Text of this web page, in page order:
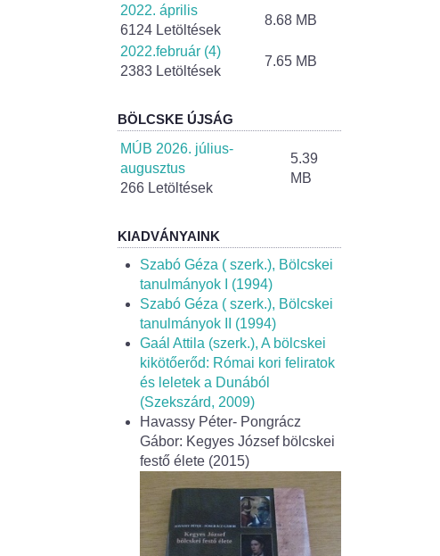
2022. április
6124 Letöltések
8.68 MB
2022.február (4)
2383 Letöltések
7.65 MB
BÖLCSKE ÚJSÁG
MÚB 2026. július-
augusztus
266 Letöltések
5.39
MB
KIADVÁNYAINK
Szabó Géza ( szerk.), Bölcskei
tanulmányok I (1994)
Szabó Géza ( szerk.), Bölcskei
tanulmányok II (1994)
Gaál Attila (szerk.), A bölcskei
kikötőerőd: Római kori feliratok
és leletek a Dunából
(Szekszárd, 2009)
Havassy Péter- Pongrácz
Gábor: Kegyes József bölcskei
festő élete (2015)